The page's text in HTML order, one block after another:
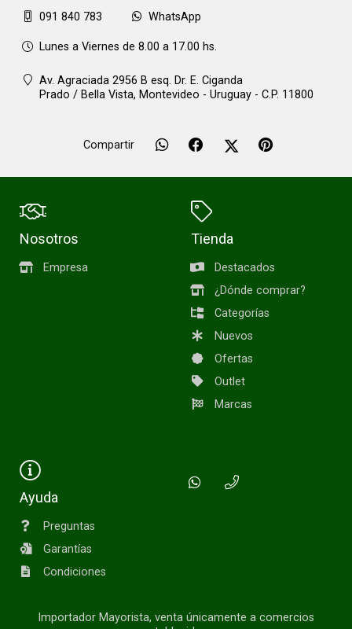
091 840 783 WhatsApp
Lunes a Viernes de 8.00 a 17.00 hs.
Av. Agraciada 2956 B esq. Dr. E. Ciganda
Prado / Bella Vista, Montevideo - Uruguay - C.P. 11800
Compartir
Nosotros
Empresa
Tienda
Destacados
¿Dónde comprar?
Categorías
Nuevos
Ofertas
Outlet
Marcas
Ayuda
Preguntas
Garantías
Condiciones
Importador Mayorista, venta únicamente a comercios